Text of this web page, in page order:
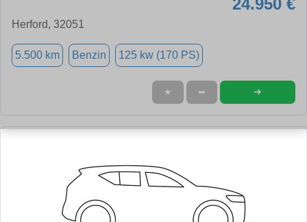
Herford, 32051
5.500 km Benzin 125 kw (170 PS)
★ ➦ ➜